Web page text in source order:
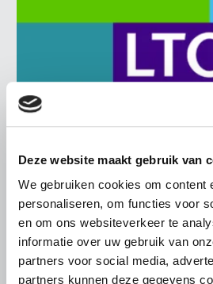
Deze website maakt gebruik van
We gebruiken cookies om content
personaliseren, om functies voor
en om ons websiteverkeer te
informatie over uw gebruik van
partners voor social media,
partners kunnen deze gegevens
BELANGRIJKE INFORMATIE
6 AUGUSTUS 2026
LTO sluit aan bij
dreigende onteigening
pluimveehouders